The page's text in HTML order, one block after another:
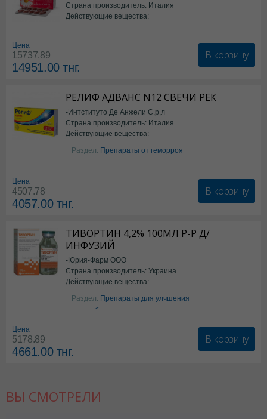
Страна производитель: Италия
Действующие вещества:
Цена
15737.89
14951.00тнг.
В корзину
РЕЛИФ АДВАНС N12 СВЕЧИ РЕК
-Интституто Де Анжели С,р,л
Страна производитель: Италия
Действующие вещества:
Бензокаин
Раздел: Препараты от геморроя
Цена
4507.78
4057.00тнг.
В корзину
ТИВОРТИН 4,2% 100МЛ Р-Р Д/
ИНФУЗИЙ
-Юрия-Фарм ООО
Страна производитель: Украина
Действующие вещества:
Аргинин
Раздел: Препараты для улчшения
кровообращения
Цена
5178.89
4661.00тнг.
В корзину
ВЫ СМОТРЕЛИ